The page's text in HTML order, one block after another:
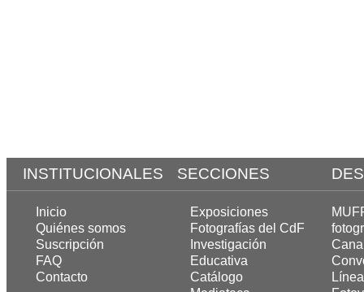
INSTITUCIONALES SECCIONES
Inicio
Quiénes somos
Suscripción
FAQ
Contacto
Exposiciones
Fotografías del CdF
Investigación
Educativa
Catálogo